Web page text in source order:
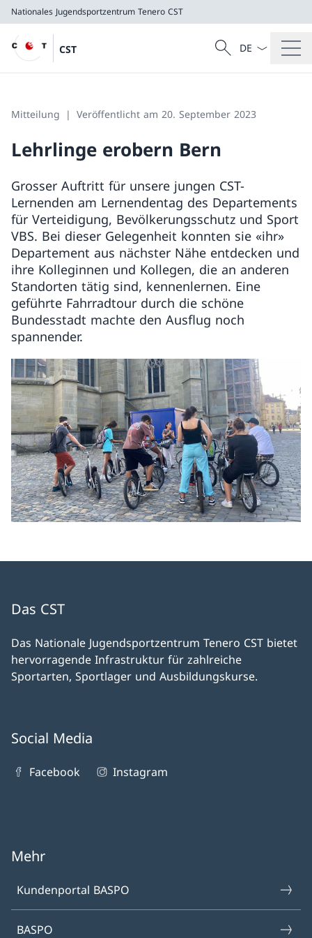
Nationales Jugendsportzentrum Tenero CST
CST
CST
Suche
Suche
Sprach
Mitteilung Veröffentlicht am 20. September 2023
Lehrlinge erobern Bern
Grosser Auftritt für unsere jungen CST-
Lernenden am Lernendentag des Departements
für Verteidigung, Bevölkerungsschutz und Sport
VBS. Bei dieser Gelegenheit konnten sie «ihr»
Departement aus nächster Nähe entdecken und
ihre Kolleginnen und Kollegen, die an anderen
Standorten tätig sind, kennenlernen. Eine
geführte Fahrradtour durch die schöne
Bundesstadt machte den Ausflug noch
spannender.
Das CST
Das Nationale Jugendsportzentrum Tenero CST bietet
hervorragende Infrastruktur für zahlreiche
Sportarten, Sportlager und Ausbildungskurse.
Social Media
Facebook Instagram
Mehr
Kundenportal BASPO
BASPO